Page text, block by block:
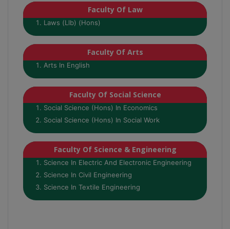
Faculty Of Law
Laws (Llb) (Hons)
Faculty Of Arts
Arts In English
Faculty Of Social Science
Social Science (Hons) In Economics
Social Science (Hons) In Social Work
Faculty Of Science & Engineering
Science In Electric And Electronic Engineering
Science In Civil Engineering
Science In Textile Engineering